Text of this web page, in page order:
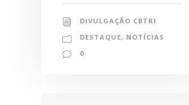
DIVULGAÇÃO CBTRI
DESTAQUE, NOTÍCIAS
0